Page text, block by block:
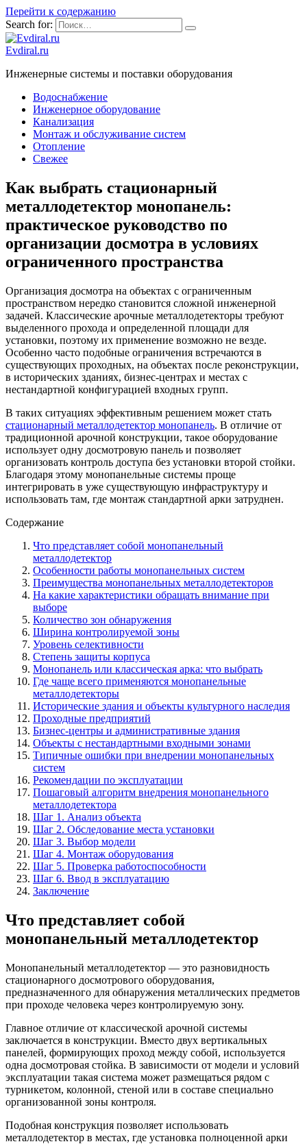
Перейти к содержанию
Search for:
Evdiral.ru
Инженерные системы и поставки оборудования
Водоснабжение
Инженерное оборудование
Канализация
Монтаж и обслуживание систем
Отопление
Свежее
Как выбрать стационарный
металлодетектор монопанель:
практическое руководство по
организации досмотра в условиях
ограниченного пространства
Организация досмотра на объектах с ограниченным
пространством нередко становится сложной инженерной
задачей. Классические арочные металлодетекторы требуют
выделенного прохода и определенной площади для
установки, поэтому их применение возможно не везде.
Особенно часто подобные ограничения встречаются в
существующих проходных, на объектах после реконструкции,
в исторических зданиях, бизнес-центрах и местах с
нестандартной конфигурацией входных групп.
В таких ситуациях эффективным решением может стать
стационарный металлодетектор монопанель. В отличие от
традиционной арочной конструкции, такое оборудование
использует одну досмотровую панель и позволяет
организовать контроль доступа без установки второй стойки.
Благодаря этому монопанельные системы проще
интегрировать в уже существующую инфраструктуру и
использовать там, где монтаж стандартной арки затруднен.
Содержание
Что представляет собой монопанельный
металлодетектор
Особенности работы монопанельных систем
Преимущества монопанельных металлодетекторов
На какие характеристики обращать внимание при
выборе
Количество зон обнаружения
Ширина контролируемой зоны
Уровень селективности
Степень защиты корпуса
Монопанель или классическая арка: что выбрать
Где чаще всего применяются монопанельные
металлодетекторы
Исторические здания и объекты культурного наследия
Проходные предприятий
Бизнес-центры и административные здания
Объекты с нестандартными входными зонами
Типичные ошибки при внедрении монопанельных
систем
Рекомендации по эксплуатации
Пошаговый алгоритм внедрения монопанельного
металлодетектора
Шаг 1. Анализ объекта
Шаг 2. Обследование места установки
Шаг 3. Выбор модели
Шаг 4. Монтаж оборудования
Шаг 5. Проверка работоспособности
Шаг 6. Ввод в эксплуатацию
Заключение
Что представляет собой
монопанельный металлодетектор
Монопанельный металлодетектор — это разновидность
стационарного досмотрового оборудования,
предназначенного для обнаружения металлических предметов
при проходе человека через контролируемую зону.
Главное отличие от классической арочной системы
заключается в конструкции. Вместо двух вертикальных
панелей, формирующих проход между собой, используется
одна досмотровая стойка. В зависимости от модели и условий
эксплуатации такая система может размещаться рядом с
турникетом, колонной, стеной или в составе специально
организованной зоны контроля.
Подобная конструкция позволяет использовать
металлодетектор в местах, где установка полноценной арки